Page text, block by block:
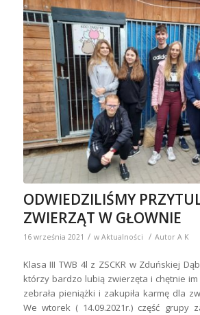
ODWIEDZILIŚMY
ZWIERZĄT W GŁOWNIE
16 września 2021 / w Aktualności / Autor A K
Klasa III TWB 4l z ZSCKR w Zduńskiej
którzy bardzo lubią zwierzęta i chętnie im
zebrała pieniążki i zakupiła karmę dla
We wtorek ( 14.09.2021r.) część grupy